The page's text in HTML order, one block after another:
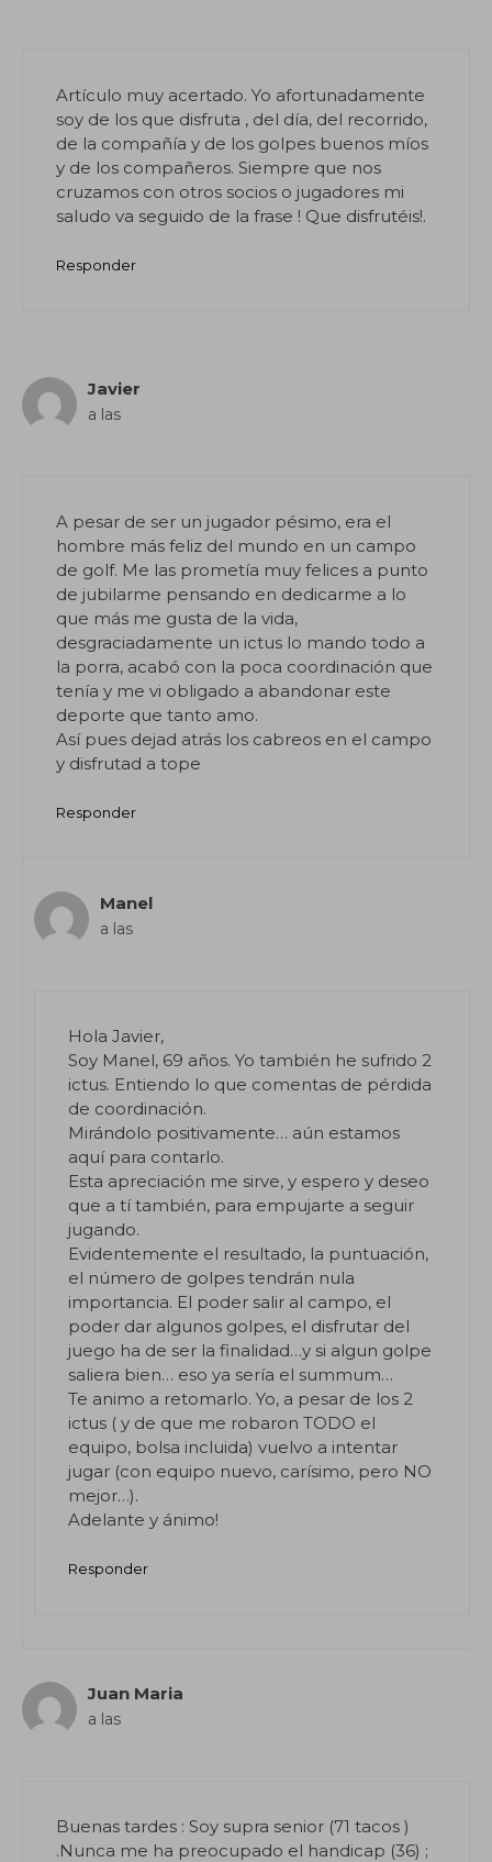
Artículo muy acertado. Yo afortunadamente
soy de los que disfruta , del día, del recorrido,
de la compañía y de los golpes buenos míos
y de los compañeros. Siempre que nos
cruzamos con otros socios o jugadores mi
saludo va seguido de la frase ! Que disfrutéis!.
Responder
Javier
a las
A pesar de ser un jugador pésimo, era el
hombre más feliz del mundo en un campo
de golf. Me las prometía muy felices a punto
de jubilarme pensando en dedicarme a lo
que más me gusta de la vida,
desgraciadamente un ictus lo mando todo a
la porra, acabó con la poca coordinación que
tenía y me vi obligado a abandonar este
deporte que tanto amo.
Así pues dejad atrás los cabreos en el campo
y disfrutad a tope
Responder
Manel
a las
Hola Javier,
Soy Manel, 69 años. Yo también he sufrido 2
ictus. Entiendo lo que comentas de pérdida
de coordinación.
Mirándolo positivamente… aún estamos
aquí para contarlo.
Esta apreciación me sirve, y espero y deseo
que a tí también, para empujarte a seguir
jugando.
Evidentemente el resultado, la puntuación,
el número de golpes tendrán nula
importancia. El poder salir al campo, el
poder dar algunos golpes, el disfrutar del
juego ha de ser la finalidad…y si algun golpe
saliera bien… eso ya sería el summum…
Te animo a retomarlo. Yo, a pesar de los 2
ictus ( y de que me robaron TODO el
equipo, bolsa incluida) vuelvo a intentar
jugar (con equipo nuevo, carísimo, pero NO
mejor…).
Adelante y ánimo!
Responder
Juan Maria
a las
Buenas tardes : Soy supra senior (71 tacos )
.Nunca me ha preocupado el handicap (36) ;